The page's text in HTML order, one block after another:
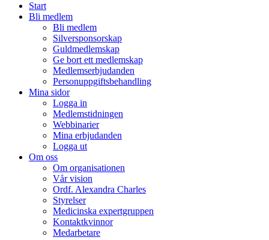
Start
Bli medlem
Bli medlem
Silversponsorskap
Guldmedlemskap
Ge bort ett medlemskap
Medlemserbjudanden
Personuppgiftsbehandling
Mina sidor
Logga in
Medlemstidningen
Webbinarier
Mina erbjudanden
Logga ut
Om oss
Om organisationen
Vår vision
Ordf. Alexandra Charles
Styrelser
Medicinska expertgruppen
Kontaktkvinnor
Medarbetare